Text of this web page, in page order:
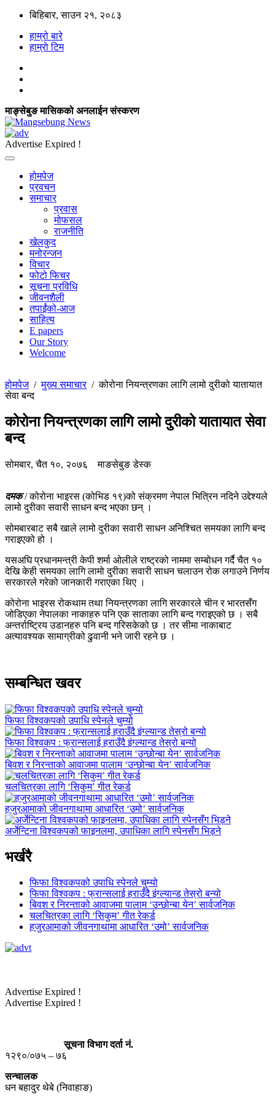
बिहिबार, साउन २१, २०८३
हाम्रो बारे
हाम्राे टिम
माङ्सेबुङ मासिकको अनलाईन संस्करण
Advertise Expired !
होमपेज
प्रवचन
समाचार
प्रवास
मोफसल
राजनीति
खेलकुद
मनोरन्जन
विचार
फोटो फिचर
सूचना प्रविधि
जीवनशैली
तपाईंको-आज
साहित्य
E papers
Our Story
Welcome
होमपेज/मुख्य समाचार/कोरोना नियन्त्रणका लागि लामो दुरीको यातायात
सेवा बन्द
कोरोना नियन्त्रणका लागि लामो दुरीको यातायात सेवा
बन्द
सोमबार, चैत १०, २०७६ माङसेबुङ डेस्क
दमक/ कोरोना भाइरस (कोभिड १९)को संक्रमण नेपाल भित्रिन नदिने उद्देश्यले
लामो दुरीका सवारी साधन बन्द भएका छन् ।
सोमबारबाट सबै खाले लामो दुरीका सवारी साधन अनिश्चित समयका लागि बन्द
गराइएको हो ।
यसअघि प्रधानमन्त्री केपी शर्मा ओलीले राष्ट्रको नाममा सम्बोधन गर्दै चैत १०
देखि केही समयका लागि लामो दुरीका सवारी साधन चलाउन रोक लगाउने निर्णय
सरकारले गरेको जानकारी गराएका थिए ।
कोरोना भाइरस रोकथाम तथा नियन्त्रणका लागि सरकारले चीन र भारतसँग
जोडिएका नेपालका नाकाहरु पनि एक साताका लागि बन्द गराइएको छ । सबै
अन्तर्राष्ट्रिय उडानहरु पनि बन्द गरिसकेको छ । तर सीमा नाकाबाट
अत्यावश्यक सामाग्रीको ढुवानी भने जारी रहने छ ।
सम्बन्धित खवर
फिफा विश्वकपको उपाधि स्पेनले चुम्यो
फिफा विश्वकप : फ्रान्सलाई हराउँदै इंग्ल्यान्ड तेस्रो बन्यो
बिवश र निरन्ताको आवाजमा पालाम ‘उन्छोन्बा येन’ सार्वजनिक
चलचित्रका लागि ‘सिकुम’ गीत रेकर्ड
हजुरआमाको जीवनगाथामा आधारित ‘उमो’ सार्वजनिक
अर्जेन्टिना विश्वकपको फाइनलमा, उपाधिका लागि स्पेनसँग भिड्ने
भर्खरै
फिफा विश्वकपको उपाधि स्पेनले चुम्यो
फिफा विश्वकप : फ्रान्सलाई हराउँदै इंग्ल्यान्ड तेस्रो बन्यो
बिवश र निरन्ताको आवाजमा पालाम ‘उन्छोन्बा येन’ सार्वजनिक
चलचित्रका लागि ‘सिकुम’ गीत रेकर्ड
हजुरआमाको जीवनगाथामा आधारित ‘उमो’ सार्वजनिक
Advertise Expired !
Advertise Expired !
सूचना विभाग दर्ता नं.
१२९०/०७५ – ७६
सन्चालक
धन बहादुर थेबे (निवाहाङ)